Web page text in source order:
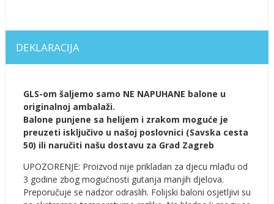
DEKLARACIJA
GLS-om šaljemo samo NE NAPUHANE balone u
originalnoj ambalaži.
Balone punjene sa helijem i zrakom moguće je
preuzeti isključivo u našoj poslovnici (Savska cesta
50) ili naručiti našu dostavu za Grad Zagreb
UPOZORENJE: Proizvod nije prikladan za djecu mlađu od
3 godine zbog mogućnosti gutanja manjih djelova.
Preporučuje se nadzor odraslih. Folijski baloni osjetljivi su